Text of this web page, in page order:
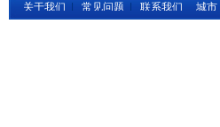
关于我们 常见问题 联系我们 城市